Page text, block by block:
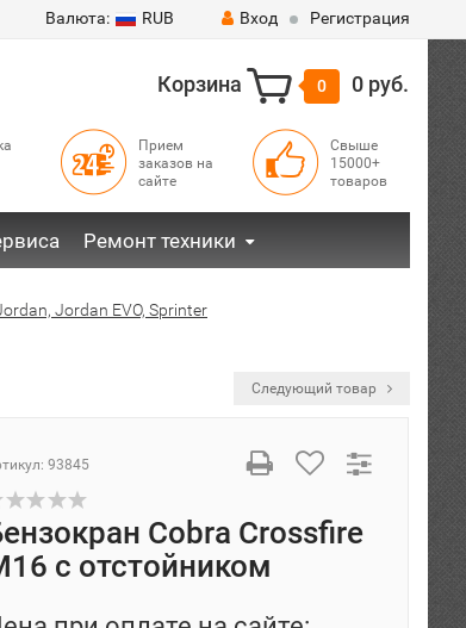
Валюта: RUB Вход Регистрация
Корзина 0 0 руб.
Прием
заказов на
сайте
Свыше
15000+
товаров
Ремонт техники
Jordan EVO, Sprinter
Следующий товар
93845
Cobra Crossfire
с отстойником